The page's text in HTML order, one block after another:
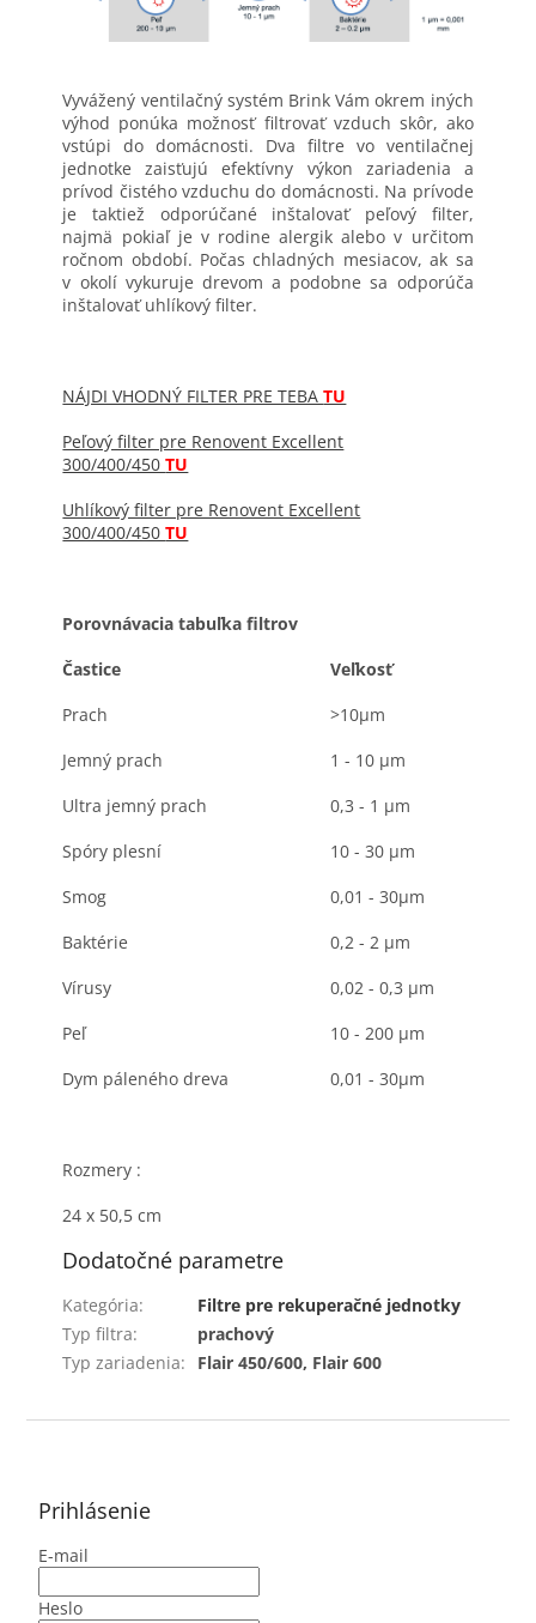
Vyvážený ventilačný systém Brink Vám okrem iných
výhod ponúka možnosť filtrovať vzduch skôr, ako
vstúpi do domácnosti. Dva filtre vo ventilačnej
jednotke zaisťujú efektívny výkon zariadenia a
prívod čistého vzduchu do domácnosti. Na prívode
je taktiež odporúčané inštalovať peľový filter,
najmä pokiaľ je v rodine alergik alebo v určitom
ročnom období. Počas chladných mesiacov, ak sa
v okolí vykuruje drevom a podobne sa odporúča
inštalovať uhlíkový filter.
NÁJDI VHODNÝ FILTER PRE TEBATU
Peľový filter pre Renovent Excellent
300/400/450TU
Uhlíkový filter pre Renovent Excellent
300/400/450TU
Porovnávacia tabuľka filtrov
Častice
Veľkosť
Prach
>10μm
Jemný prach
1 - 10 μm
Ultra jemný prach
0,3 - 1 μm
Spóry plesní
10 - 30 μm
Smog
0,01 - 30μm
Baktérie
0,2 - 2 μm
Vírusy
0,02 - 0,3 μm
Peľ
10 - 200 μm
Dym páleného dreva
0,01 - 30μm
Rozmery :
24 x 50,5 cm
Dodatočné parametre
Kategória:
Filtre pre rekuperačné jednotky
Typ filtra:
prachový
Typ zariadenia: Flair 450/600, Flair 600
Prihlásenie
E-mail
Heslo